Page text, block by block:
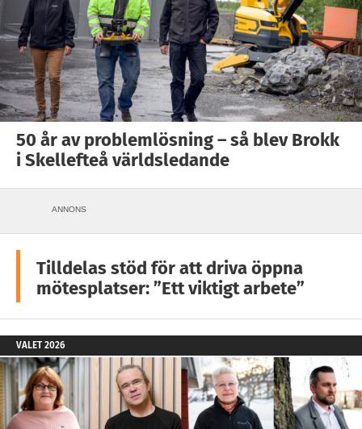
50 år av problemlösning – så blev Brokk
i Skellefteå världsledande
ANNONS
Tilldelas stöd för att driva öppna
mötesplatser: ”Ett viktigt arbete”
VALET 2026